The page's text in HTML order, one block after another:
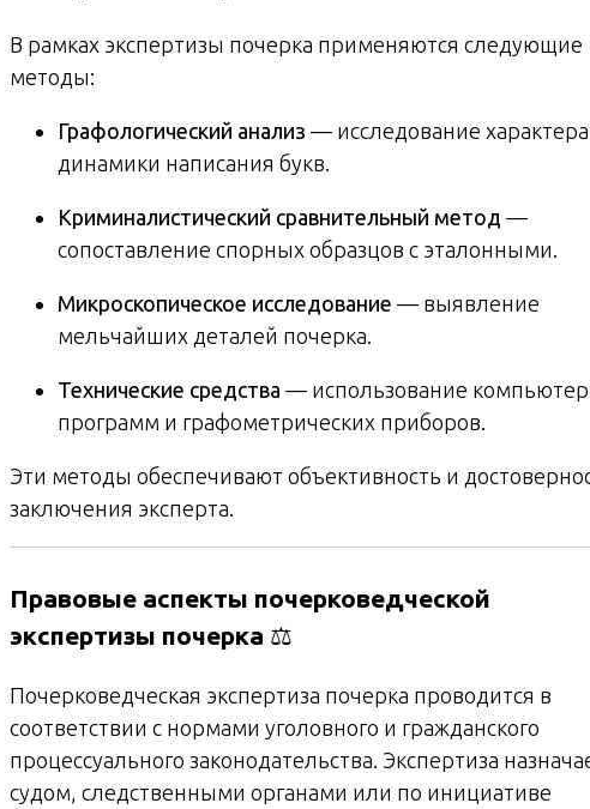
В рамках экспертизы почерка применяются следующие
методы:
Графологический анализ — исследование
динамики написания букв.
Криминалистический сравнительный метод —
сопоставление спорных образцов с эталонными.
Микроскопическое исследование — выявление
мельчайших деталей почерка.
Технические средства — использование
программ и графометрических приборов.
Эти методы обеспечивают объективность и
заключения эксперта.
Правовые аспекты почерковедческой
экспертизы почерка ⚖️
Почерковедческая экспертиза почерка проводится в
соответствии с нормами уголовного и гражданского
процессуального законодательства. Экспертиза
судом, следственными органами или по инициативе